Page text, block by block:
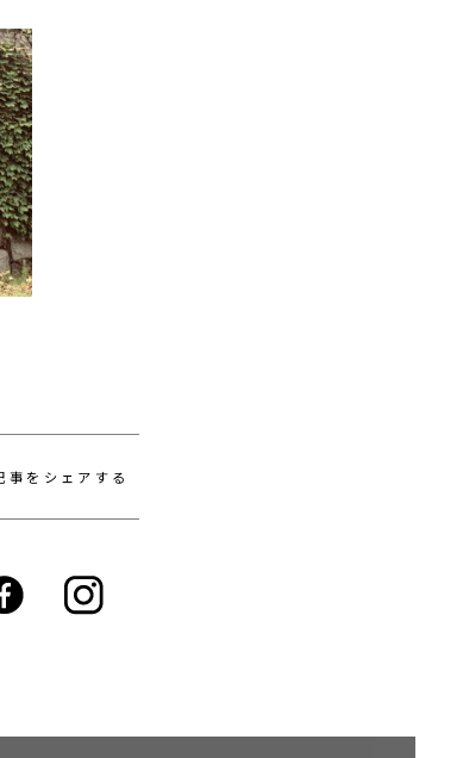
事をシェアする